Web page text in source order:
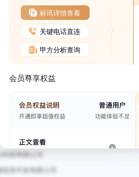
标讯详情查看
关键电话直连
甲方分析查询
会员尊享权益